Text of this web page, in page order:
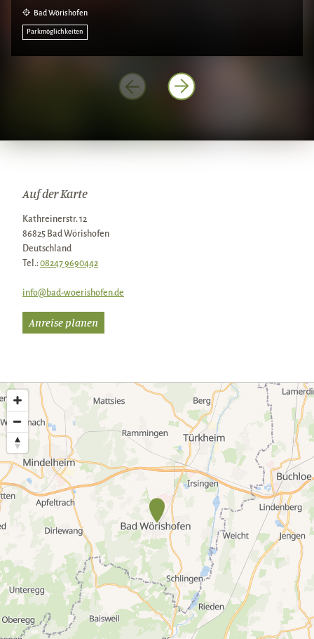
Bad Wörishofen
Parkmöglichkeiten
Auf der Karte
Kathreinerstr. 12
86825 Bad Wörishofen
Deutschland
Tel.:08247 9690442
info@bad-woerishofen.de
Anreise planen